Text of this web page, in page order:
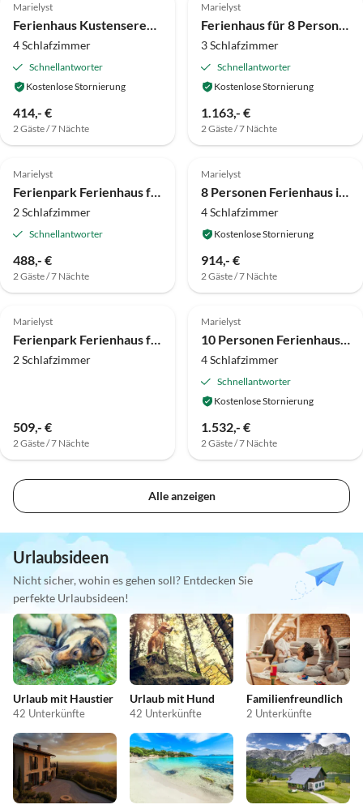
Marielyst
Ferienhaus Kustenserenitat in Marielyst
4 Schlafzimmer
Schnellantworter
Kostenlose Stornierung
414,- €
2 Gäste / 7 Nächte
Marielyst
Ferienhaus für 8 Personen in Væggerløse
3 Schlafzimmer
Schnellantworter
Kostenlose Stornierung
1.163,- €
2 Gäste / 7 Nächte
4.0 (4)
Marielyst
Ferienpark Ferienhaus für 6 Personen in Væggerløse
2 Schlafzimmer
Schnellantworter
488,- €
2 Gäste / 7 Nächte
4.0 (4)
Marielyst
8 Personen Ferienhaus in Væggerløse-By Traum
4 Schlafzimmer
Kostenlose Stornierung
914,- €
2 Gäste / 7 Nächte
Marielyst
Ferienpark Ferienhaus für 6 Personen in Væggerløse
2 Schlafzimmer
509,- €
2 Gäste / 7 Nächte
Marielyst
10 Personen Ferienhaus in Væggerløse-By Traum
4 Schlafzimmer
Schnellantworter
Kostenlose Stornierung
1.532,- €
2 Gäste / 7 Nächte
Alle anzeigen
Urlaubsideen
Nicht sicher, wohin es gehen soll? Entdecken Sie
perfekte Urlaubsideen!
Urlaub mit Haustier
42 Unterkünfte
Urlaub mit Hund
42 Unterkünfte
Familienfreundlich
2 Unterkünfte